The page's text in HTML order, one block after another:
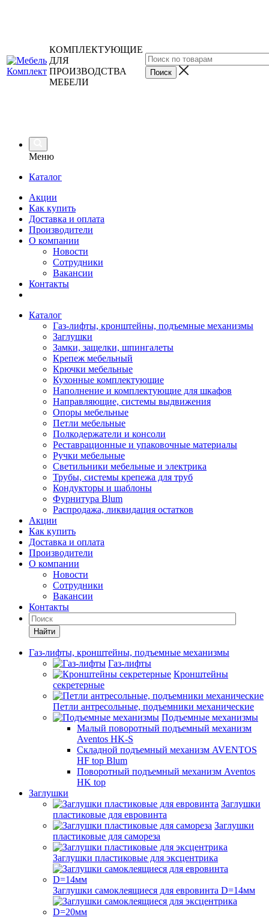
КОМПЛЕКТУЮЩИЕ
ДЛЯ
ПРОИЗВОДСТВА
МЕБЕЛИ
Меню
Каталог
Акции
Как купить
Доставка и оплата
Производители
О компании
Новости
Сотрудники
Вакансии
Контакты
Каталог
Газ-лифты, кронштейны, подъемные механизмы
Заглушки
Замки, защелки, шпингалеты
Крепеж мебельный
Крючки мебельные
Кухонные комплектующие
Наполнение и комплектующие для шкафов
Направляющие, системы выдвижения
Опоры мебельные
Петли мебельные
Полкодержатели и консоли
Реставрационные и упаковочные материалы
Ручки мебельные
Светильники мебельные и электрика
Трубы, системы крепежа для труб
Кондукторы и шаблоны
Фурнитура Blum
Распродажа, ликвидация остатков
Акции
Как купить
Доставка и оплата
Производители
О компании
Новости
Сотрудники
Вакансии
Контакты
Найти
Газ-лифты, кронштейны, подъемные механизмы
Газ-лифты
Кронштейны
секретерные
Петли антресольные, подъемники механические
Подъемные механизмы
Малый поворотный подъемный механизм
Aventos HK-S
Складной подъемный механизм AVENTOS
HF top Blum
Поворотный подъемный механизм Aventos
HK top
Заглушки
Заглушки
пластиковые для евровинта
Заглушки
пластиковые для самореза
Заглушки пластиковые для эксцентрика
Заглушки самоклеящиеся для евровинта D=14мм